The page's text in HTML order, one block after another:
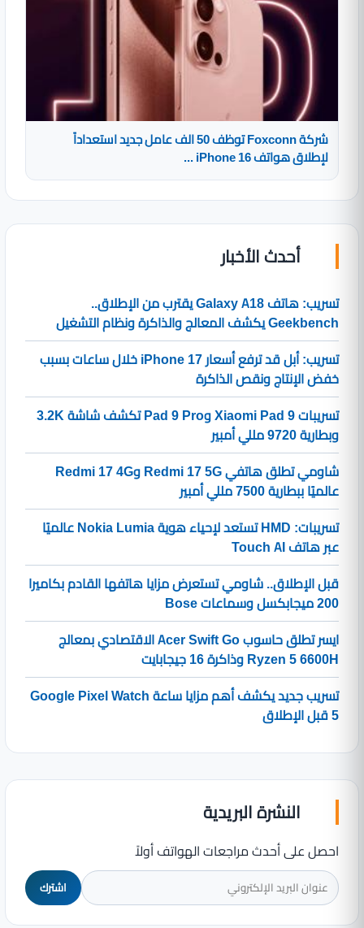
شركة Foxconn توظف 50 الف عامل جديد استعداداً
لإطلاق هواتف iPhone 16 ...
أحدث الأخبار
تسريب: هاتف Galaxy A18 يقترب من الإطلاق..
Geekbench يكشف المعالج والذاكرة ونظام التشغيل
تسريب: أبل قد ترفع أسعار iPhone 17 خلال ساعات بسبب
خفض الإنتاج ونقص الذاكرة
تسريبات Xiaomi Pad 9 وPad 9 Pro تكشف شاشة 3.2K
وبطارية 9720 مللي أمبير
شاومي تطلق هاتفي Redmi 17 5G وRedmi 17 4G
عالميًا ببطارية 7500 مللي أمبير
تسريبات: HMD تستعد لإحياء هوية Nokia Lumia عالميًا
عبر هاتف Touch AI
قبل الإطلاق.. شاومي تستعرض مزايا هاتفها القادم بكاميرا
200 ميجابكسل وسماعات Bose
ايسر تطلق حاسوب Acer Swift Go الاقتصادي بمعالج
Ryzen 5 6600H وذاكرة 16 جيجابايت
تسريب جديد يكشف أهم مزايا ساعة Google Pixel Watch
5 قبل الإطلاق
النشرة البريدية
احصل على أحدث مراجعات الهواتف أولاً
اشترك